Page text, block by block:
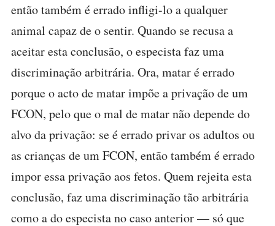
então também é errado infligi-lo a qualquer
animal capaz de o sentir. Quando se recusa a
aceitar esta conclusão, o especista faz uma
discriminação arbitrária. Ora, matar é errado
porque o acto de matar impõe a privação de um
FCON, pelo que o mal de matar não depende do
alvo da privação: se é errado privar os adultos ou
as crianças de um FCON, então também é errado
impor essa privação aos fetos. Quem rejeita esta
conclusão, faz uma discriminação tão arbitrária
como a do especista no caso anterior — só que